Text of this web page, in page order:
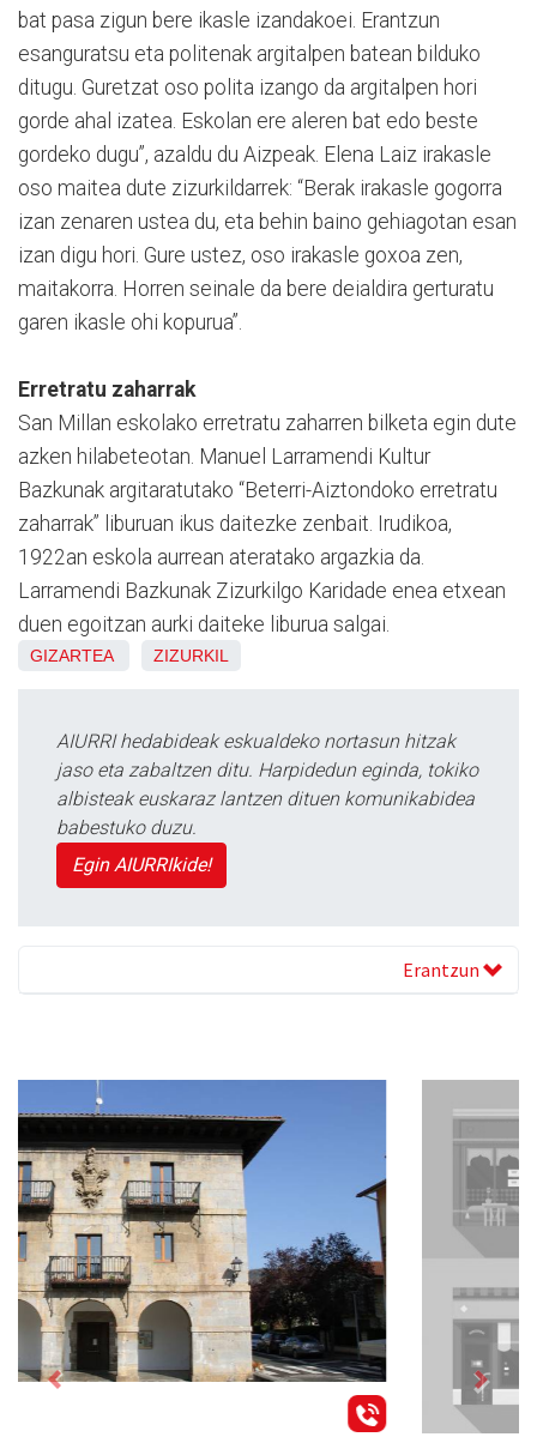
bat pasa zigun bere ikasle izandakoei. Erantzun
esanguratsu eta politenak argitalpen batean bilduko
ditugu. Guretzat oso polita izango da argitalpen hori
gorde ahal izatea. Eskolan ere aleren bat edo beste
gordeko dugu”, azaldu du Aizpeak. Elena Laiz irakasle
oso maitea dute zizurkildarrek: “Berak irakasle gogorra
izan zenaren ustea du, eta behin baino gehiagotan esan
izan digu hori. Gure ustez, oso irakasle goxoa zen,
maitakorra. Horren seinale da bere deialdira gerturatu
garen ikasle ohi kopurua”.
Erretratu zaharrak
San Millan eskolako erretratu zaharren bilketa egin dute
azken hilabeteotan. Manuel Larramendi Kultur
Bazkunak argitaratutako “Beterri-Aiztondoko erretratu
zaharrak” liburuan ikus daitezke zenbait. Irudikoa,
1922an eskola aurrean ateratako argazkia da.
Larramendi Bazkunak Zizurkilgo Karidade enea etxean
duen egoitzan aurki daiteke liburua salgai.
GIZARTEA ZIZURKIL
AIURRI hedabideak eskualdeko nortasun hitzak
jaso eta zabaltzen ditu. Harpidedun eginda, tokiko
albisteak euskaraz lantzen dituen komunikabidea
babestuko duzu.
Egin AIURRIkide!
Erantzun
Previous Next